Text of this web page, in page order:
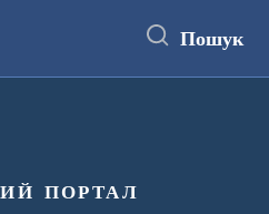
Пошук
портал